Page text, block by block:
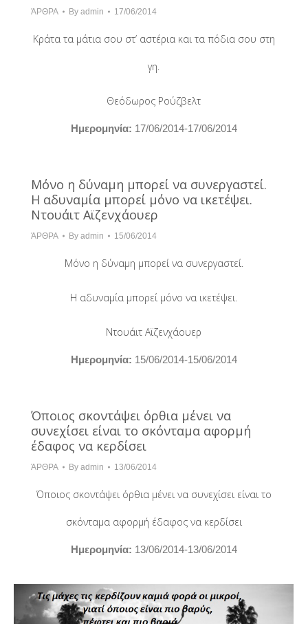
ΆΡΘΡΑ By admin 17/06/2014
Κράτα τα μάτια σου στ’ αστέρια και τα πόδια σου στη
γη.
Θεόδωρος Ρούζβελτ
Hμερομηνία: 17/06/2014-17/06/2014
Μόνο η δύναμη μπορεί να συνεργαστεί.
Η αδυναμία μπορεί μόνο να ικετέψει.
Ντουάιτ Αϊζενχάουερ
ΆΡΘΡΑ By admin 15/06/2014
Μόνο η δύναμη μπορεί να συνεργαστεί.
Η αδυναμία μπορεί μόνο να ικετέψει.
Ντουάιτ Αϊζενχάουερ
Hμερομηνία: 15/06/2014-15/06/2014
Όποιος σκοντάψει όρθια μένει να
συνεχίσει είναι το σκόνταμα αφορμή
έδαφος να κερδίσει
ΆΡΘΡΑ By admin 13/06/2014
Όποιος σκοντάψει όρθια μένει να συνεχίσει είναι το
σκόνταμα αφορμή έδαφος να κερδίσει
Hμερομηνία: 13/06/2014-13/06/2014